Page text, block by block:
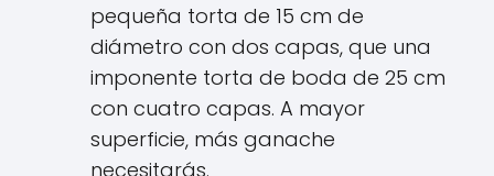
pequeña torta de 15 cm de
diámetro con dos capas, que una
imponente torta de boda de 25 cm
con cuatro capas. A mayor
superficie, más ganache
necesitarás.